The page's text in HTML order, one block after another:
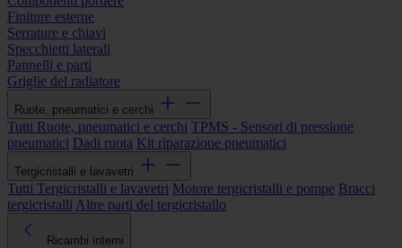
Finiture esterne
Serrature e chiavi
Specchietti laterali
Pannelli e parti
Griglie del radiatore
Ruote, pneumatici e cerchi
Tutti Ruote, pneumatici e cerchi TPMS - Sensori di pressione
pneumatici Dadi ruota Kit riparazione pneumatici
Tergicristalli e lavavetri
Tutti Tergicristalli e lavavetri Motore tergicristalli e pompe Bracci
tergicristalli Altre parti del tergicristallo
Ricambi interni